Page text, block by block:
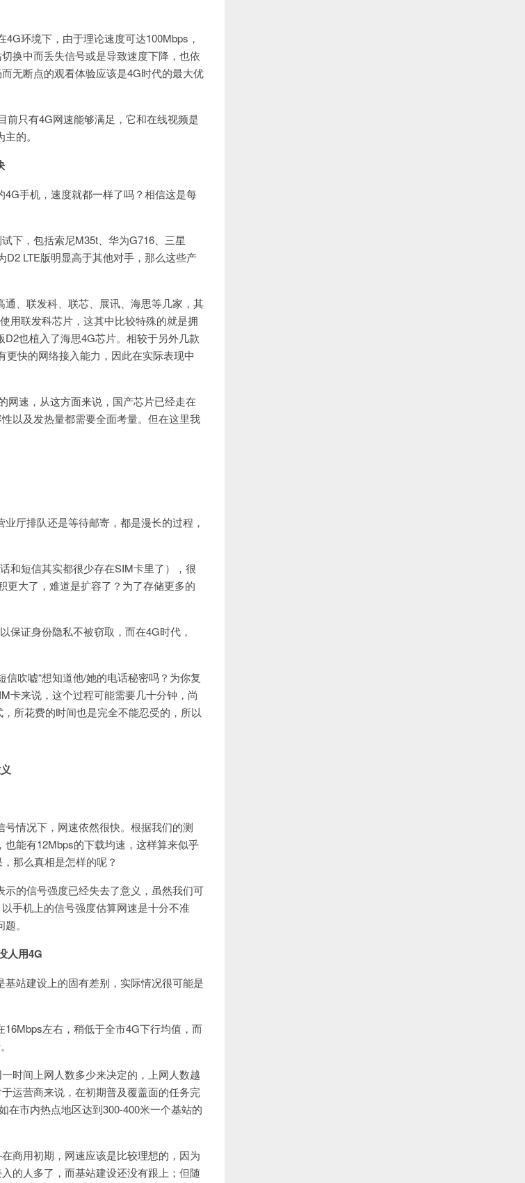
环境下，由于理论速度可达100Mbps，
换中而丢失信号或是导致速度下降，也依
无断点的观看体验应该是4G时代的最大优
前只有4G网速能够满足，它和在线视频是
的。
手机，速度就都一样了吗？相信这是每
下，包括索尼M35t、华为G716、三星
LTE版明显高于其他对手，那么这些产
、联发科、联芯、展讯、海思等几家，其
用联发科芯片，这其中比较特殊的就是拥
也植入了海思4G芯片。相较于另外几款
快的网络接入能力，因此在实际表现中
网速，从这方面来说，国产芯片已经走在
以及发热量都需要全面考量。但在这里我
厅排队还是等待邮寄，都是漫长的过程，
和短信其实都很少存在SIM卡里了），很
更大了，难道是扩容了？为了存储更多的
保证身份隐私不被窃取，而在4G时代，
吹嘘“想知道他/她的电话秘密吗？为你复
卡来说，这个过程可能需要几十分钟，尚
所花费的时间也是完全不能忍受的，所以
情况下，网速依然很快。根据我们的测
能有12Mbps的下载均速，这样算来似乎
那么真相是怎样的呢？
的信号强度已经失去了意义，虽然我们可
手机上的信号强度估算网速是十分不准
。
人用4G
站建设上的固有差别，实际情况很可能是
左右，稍低于全市4G下行均值，而
时间上网人数多少来决定的，上网人数越
运营商来说，在初期普及覆盖面的任务完
在市内热点地区达到300-400米一个基站的
商用初期，网速应该是比较理想的，因为
的人多了，而基站建设还没有跟上；但随